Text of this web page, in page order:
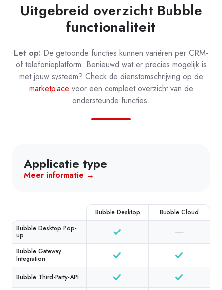
Uitgebreid overzicht Bubble
functionaliteit
Let op: De getoonde functies kunnen variëren per CRM-
of telefonieplatform. Benieuwd wat er precies mogelijk is
met jouw systeem? Check de dienstomschrijving op de
marketplace voor een compleet overzicht van de
ondersteunde functies.
Applicatie type
Meer informatie →
Bubble Desktop
Bubble Cloud
Bubble Desktop Pop-
up
Bubble Gateway
Integration
Bubble Third-Party-API